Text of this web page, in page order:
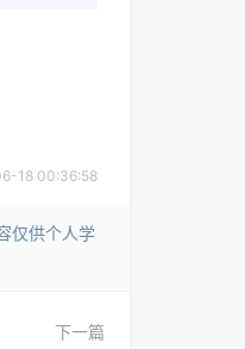
18 00:36:58
仅供个人学
下一篇